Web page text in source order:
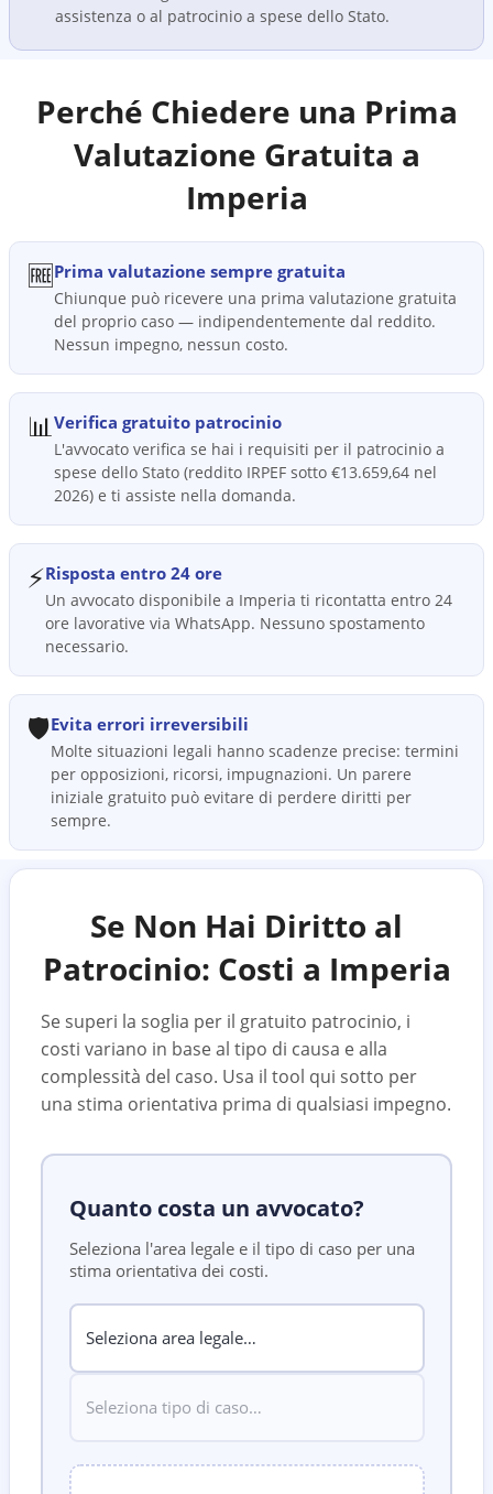
assistenza o al patrocinio a spese dello Stato.
Perché Chiedere una Prima
Valutazione Gratuita a
Imperia
🆓Prima valutazione sempre gratuita
Chiunque può ricevere una prima valutazione gratuita
del proprio caso — indipendentemente dal reddito.
Nessun impegno, nessun costo.
📊Verifica gratuito patrocinio
L'avvocato verifica se hai i requisiti per il patrocinio a
spese dello Stato (reddito IRPEF sotto €13.659,64 nel
2026) e ti assiste nella domanda.
⚡Risposta entro 24 ore
Un avvocato disponibile a Imperia ti ricontatta entro 24
ore lavorative via WhatsApp. Nessuno spostamento
necessario.
🛡️Evita errori irreversibili
Molte situazioni legali hanno scadenze precise: termini
per opposizioni, ricorsi, impugnazioni. Un parere
iniziale gratuito può evitare di perdere diritti per
sempre.
Se Non Hai Diritto al
Patrocinio: Costi a Imperia
Se superi la soglia per il gratuito patrocinio, i
costi variano in base al tipo di causa e alla
complessità del caso. Usa il tool qui sotto per
una stima orientativa prima di qualsiasi impegno.
Quanto costa un avvocato?
Seleziona l'area legale e il tipo di caso per una
stima orientativa dei costi.